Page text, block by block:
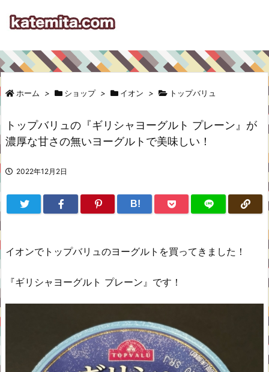
ホーム > ショップ > イオン > トップバリュ
トップバリュの『ギリシャヨーグルト プレーン』が
濃厚な甘さの無いヨーグルトで美味しい！
2022年12月2日
B!
イオンでトップバリュのヨーグルトを買ってきました！
『ギリシャヨーグルト プレーン』です！